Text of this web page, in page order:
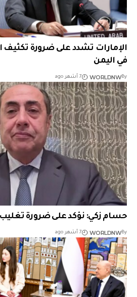
الإمارات تشدد على ضرورة تكثيف
في اليمن
By
WORLDNW 7 أشهر ago
حسام زكي: نؤكد على ضرورة تغليب
By
WORLDNW 7 أشهر ago